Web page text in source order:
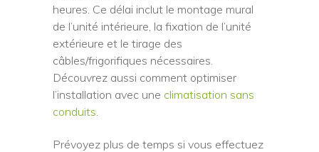
heures. Ce délai inclut le montage mural
de l’unité intérieure, la fixation de l’unité
extérieure et le tirage des
câbles/frigorifiques nécessaires.
Découvrez aussi comment optimiser
l’installation avec une climatisation sans
conduits
Prévoyez plus de temps si vous effectuez